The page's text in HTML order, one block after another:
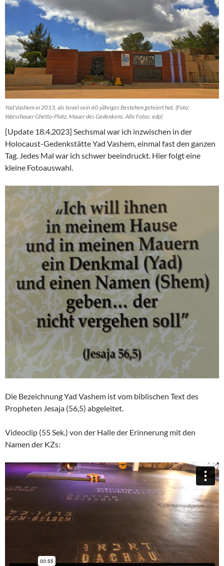
Yad Vashem in 2013, als Israel sein 60-jähriges Bestehen gefeiert hat. (Foto:
Warschauer Ghetto-Platz, Mauer des Gedenkens. Alle Fotos: edp)
[Update 18.4.2023] Sechsmal war ich inzwischen in der
Holocaust-Gedenkstätte Yad Vashem, einmal fast den ganzen
Tag. Jedes Mal war ich schwer beeindruckt. Hier folgt eine
kleine Fotoauswahl.
Die Bezeichnung Yad Vashem ist vom biblischen Text des
Propheten Jesaja (56,5) abgeleitet.
Videoclip (55 Sek.) von der Halle der Erinnerung mit den
Namen der KZs: